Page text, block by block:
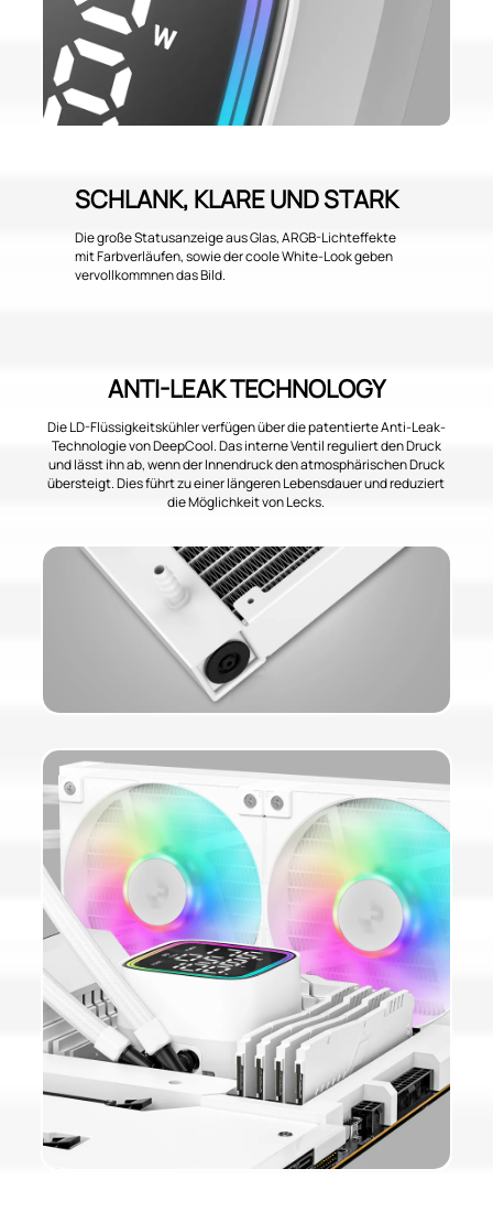
SCHLANK, KLARE UND STARK
Die große Statusanzeige aus Glas, ARGB-Lichteffekte
mit Farbverläufen, sowie der coole White-Look geben
vervollkommnen das Bild.
ANTI-LEAK TECHNOLOGY
Die LD-Flüssigkeitskühler verfügen über die patentierte Anti-Leak-
Technologie von DeepCool. Das interne Ventil reguliert den Druck
und lässt ihn ab, wenn der Innendruck den atmosphärischen Druck
übersteigt. Dies führt zu einer längeren Lebensdauer und reduziert
die Möglichkeit von Lecks.